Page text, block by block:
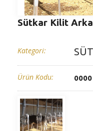
Sütkar Kilit
Kategori:
Ürün Kodu: 0000